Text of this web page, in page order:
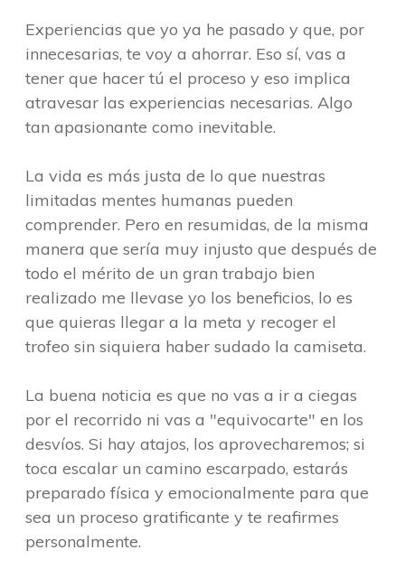
Experiencias que yo ya he pasado y que, por
innecesarias, te voy a ahorrar. Eso sí, vas a
tener que hacer tú el proceso y eso implica
atravesar las experiencias necesarias. Algo
tan apasionante como inevitable.
La vida es más justa de lo que nuestras
limitadas mentes humanas pueden
comprender. Pero en resumidas, de la misma
manera que sería muy injusto que después de
todo el mérito de un gran trabajo bien
realizado me llevase yo los beneficios, lo es
que quieras llegar a la meta y recoger el
trofeo sin siquiera haber sudado la camiseta.
La buena noticia es que no vas a ir a ciegas
por el recorrido ni vas a "equivocarte" en los
desvíos. Si hay atajos, los aprovecharemos; si
toca escalar un camino escarpado, estarás
preparado física y emocionalmente para que
sea un proceso gratificante y te reafirmes
personalmente.